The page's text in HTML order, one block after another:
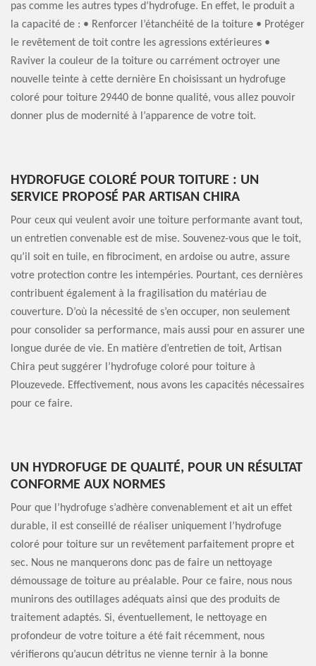
pas comme les autres types d’hydrofuge. En effet, le produit a
la capacité de : • Renforcer l’étanchéité de la toiture • Protéger
le revêtement de toit contre les agressions extérieures •
Raviver la couleur de la toiture ou carrément octroyer une
nouvelle teinte à cette dernière En choisissant un hydrofuge
coloré pour toiture 29440 de bonne qualité, vous allez pouvoir
donner plus de modernité à l’apparence de votre toit.
HYDROFUGE COLORÉ POUR TOITURE : UN
SERVICE PROPOSÉ PAR ARTISAN CHIRA
Pour ceux qui veulent avoir une toiture performante avant tout,
un entretien convenable est de mise. Souvenez-vous que le toit,
qu’il soit en tuile, en fibrociment, en ardoise ou autre, assure
votre protection contre les intempéries. Pourtant, ces dernières
contribuent également à la fragilisation du matériau de
couverture. D’où la nécessité de s’en occuper, non seulement
pour consolider sa performance, mais aussi pour en assurer une
longue durée de vie. En matière d’entretien de toit, Artisan
Chira peut suggérer l’hydrofuge coloré pour toiture à
Plouzevede. Effectivement, nous avons les capacités nécessaires
pour ce faire.
UN HYDROFUGE DE QUALITÉ, POUR UN RÉSULTAT
CONFORME AUX NORMES
Pour que l’hydrofuge s’adhère convenablement et ait un effet
durable, il est conseillé de réaliser uniquement l’hydrofuge
coloré pour toiture sur un revêtement parfaitement propre et
sec. Nous ne manquerons donc pas de faire un nettoyage
démoussage de toiture au préalable. Pour ce faire, nous nous
munirons des outillages adéquats ainsi que des produits de
traitement adaptés. Si, éventuellement, le nettoyage en
profondeur de votre toiture a été fait récemment, nous
vérifierons qu’aucun détritus ne vienne ternir à la bonne